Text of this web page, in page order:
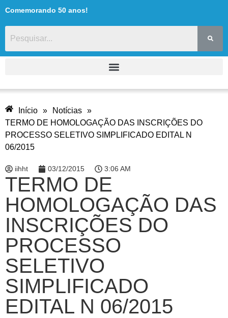
Comemorando 50 anos!
Início » Notícias »
TERMO DE HOMOLOGAÇÃO DAS INSCRIÇÕES DO
PROCESSO SELETIVO SIMPLIFICADO EDITAL N
06/2015
iihht 03/12/2015 3:06 AM
TERMO DE
HOMOLOGAÇÃO DAS
INSCRIÇÕES DO
PROCESSO
SELETIVO
SIMPLIFICADO
EDITAL N 06/2015